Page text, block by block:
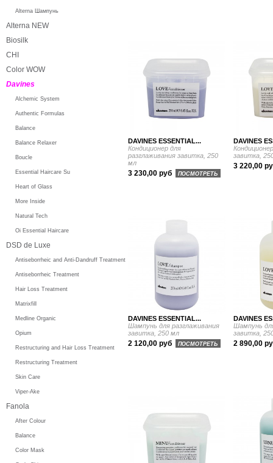
DAVINES ESSENTIAL...
Кондиционер для
разглаживания завитка, 250
мл
3 230,00 руб ПОСМОТРЕТЬ
DAVINES
завитка,
3 220,00
DAVINES ESSENTIAL...
Шампунь для разглаживания
завитка, 250 мл
2 120,00 руб ПОСМОТРЕТЬ
DAVINES
Шампунь
завитка,
2 890,00
Alterna Шампунь
Alterna NEW
Biosilk
CHI
Color WOW
Davines
Alchemic System
Authentic Formulas
Balance
Balance Relaxer
Boucle
Essential Haircare Su
Heart of Glass
More Inside
Natural Tech
Oi Essential Haircare
DSD de Luxe
Antiseborrheic and Anti-Dandruff Treatment
Antiseborrheic Treatment
Hair Loss Treatment
Matrixfill
Medline Organic
Opium
Restructuring and Hair Loss Treatment
Restructuring Treatment
Skin Care
Viper-Ake
Fanola
After Colour
Balance
Color Mask